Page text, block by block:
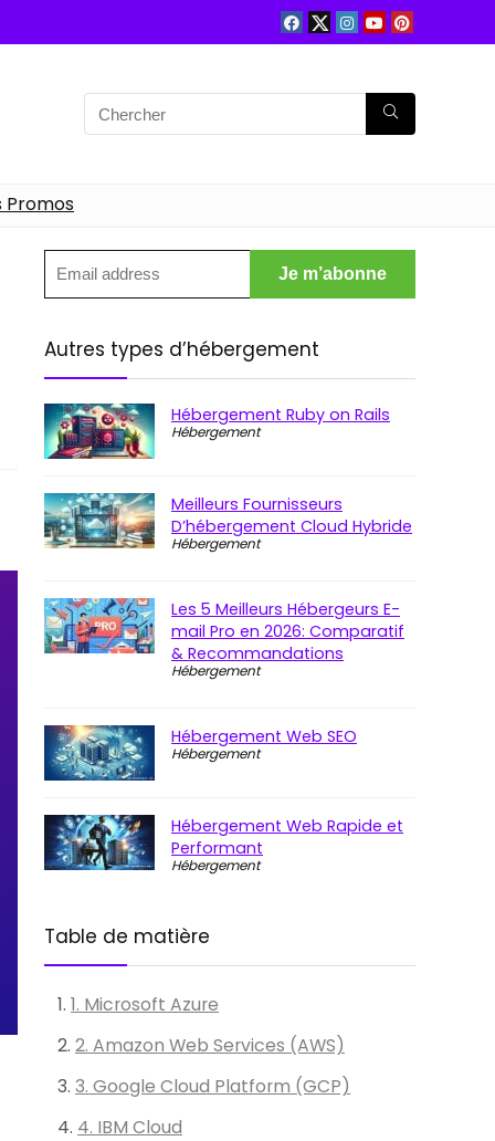
Promos
Autres types d’hébergement
Hébergement Ruby on Rails
Hébergement
Meilleurs Fournisseurs
D’hébergement Cloud Hybride
Hébergement
Les 5 Meilleurs Hébergeurs E-
mail Pro en 2026: Comparatif
& Recommandations
Hébergement
Hébergement Web SEO
Hébergement
Hébergement Web Rapide et
Performant
Hébergement
Table de matière
1. Microsoft Azure
2. Amazon Web Services (AWS)
3. Google Cloud Platform (GCP)
4. IBM Cloud